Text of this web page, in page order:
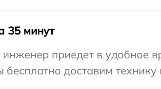
35 минут
приедет в удобное
доставим технику